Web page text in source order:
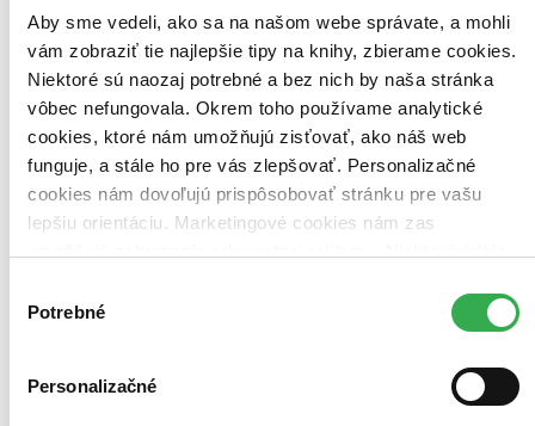
Aby sme vedeli, ako sa na našom webe správate, a mohli
vám zobraziť tie najlepšie tipy na knihy, zbierame cookies.
Niektoré sú naozaj potrebné a bez nich by naša stránka
vôbec nefungovala. Okrem toho používame analytické
cookies, ktoré nám umožňujú zisťovať, ako náš web
funguje, a stále ho pre vás zlepšovať. Personalizačné
cookies nám dovoľujú prispôsobovať stránku pre vašu
lepšiu orientáciu. Marketingové cookies nám zas
keby sme mohli používať všetky tieto cookies. Ďakujeme!
súhlasu
Potrebné
Personalizačné